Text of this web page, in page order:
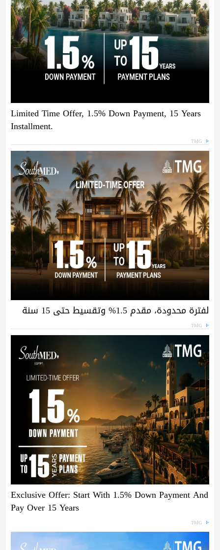
Limited Time Offer, 1.5% Down Payment, 15 Years
Installment.
TMG
لفترة محدودة، مقدم 1.5% وتقسيط حتى 15 سنة
TMG
Exclusive Offer: Start With 1.5% Down Payment And
Pay Over 15 Years
TMG